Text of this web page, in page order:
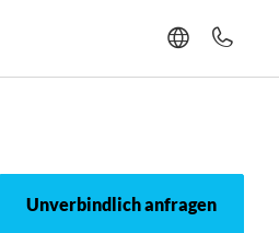
Unverbindlich anfragen